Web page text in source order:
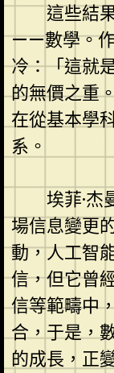
這些結
——數學。作
冷：「這就
的無價之重
在從基本學
系。
埃菲·杰
場信息變更
動，人工智
信，但它曾
信等範疇中
合，于是，
的成長，正